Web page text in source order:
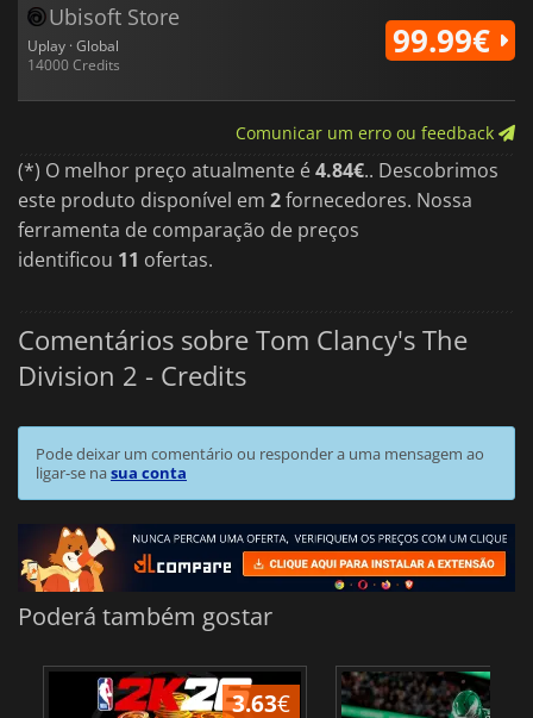
Ubisoft Store
Uplay · Global
14000 Credits
99.99€
Comunicar um erro ou feedback
(*) O melhor preço atualmente é4.84€.. Descobrimos
este produto disponível em 2fornecedores. Nossa
ferramenta de comparação de preços
identificou 11 ofertas.
Comentários sobre Tom Clancy's The
Division 2 - Credits
Pode deixar um comentário ou responder a uma mensagem ao
ligar-se nasua conta
Poderá também gostar
3.63€